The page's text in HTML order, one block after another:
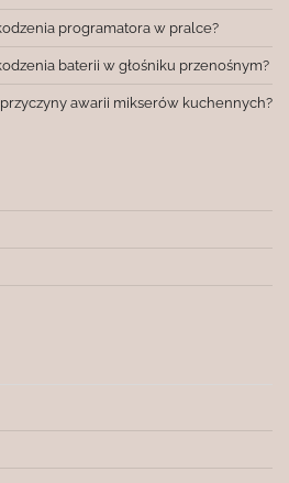
programatora w pralce?
baterii w głośniku przenośnym?
przyczyny awarii mikserów kuchennych?